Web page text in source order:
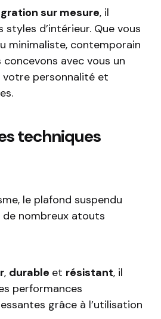
sur mesure, il
styles d’intérieur. Que vous
minimaliste, contemporain
avec vous un
personnalité et
techniques
le plafond suspendu
de nombreux atouts
, durable et résistant, il
performances
grâce à l’utilisation